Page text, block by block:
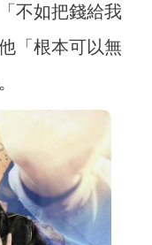
不如把錢給我
「根本可以無